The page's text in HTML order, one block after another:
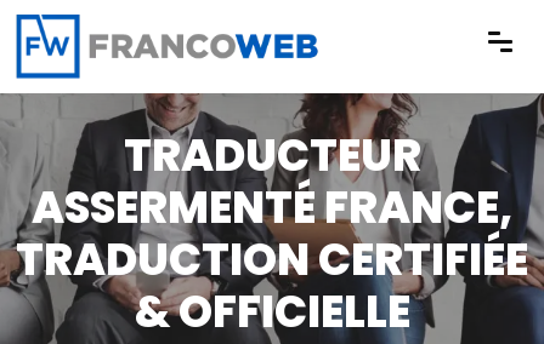
Panneau de gestion des cookies
TRADUCTEUR
ASSERMENTÉ FRANCE,
TRADUCTION CERTIFIÉE
& OFFICIELLE